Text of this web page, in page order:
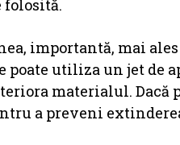
folosită.
importantă, mai
poate utiliza un jet de
materialul. Dacă
a preveni